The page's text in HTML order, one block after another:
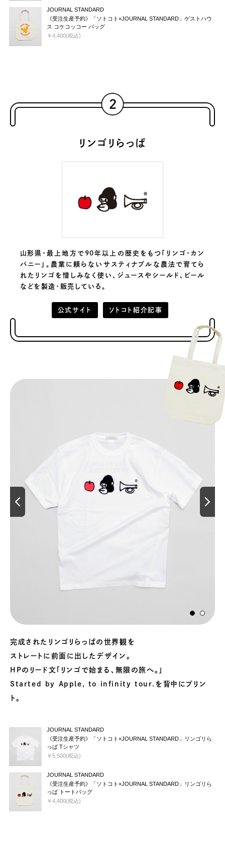
JOURNAL STANDARD
《受注生産予約》「ソトコト×JOURNAL STANDARD」ゲストハウ
ス コケコッコー バッグ
￥4,400(税込)
リンゴリらっぱ
山形県・最上地方で90年以上の歴史をもつ「リンゴ・カン
パニー」。農業に頼らないサスティナブルな農法で育てら
れたリンゴを惜しみなく使い、ジュースやシールド、ビール
などを製造・販売している。
公式サイト ソトコト紹介記事
完成されたリンゴリらっぱの世界観を
ストレートに前面に出したデザイン。
HPのリード文「リンゴで始まる、無限の旅へ。」
Started by Apple, to infinity tour.を背中にプリン
ト。
JOURNAL STANDARD
《受注生産予約》「ソトコト×JOURNAL STANDARD」リンゴリら
っぱ Tシャツ
￥5,500(税込)
JOURNAL STANDARD
《受注生産予約》「ソトコト×JOURNAL STANDARD」リンゴリら
っぱ トートバッグ
￥4,400(税込)